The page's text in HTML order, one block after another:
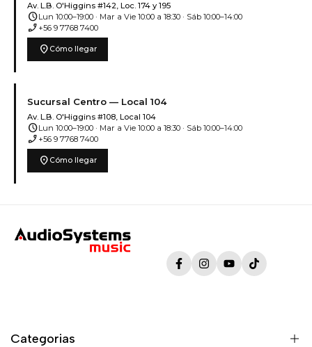
Av. L.B. O'Higgins #142, Loc. 174 y 195
scheduleLun 10:00–19:00 · Mar a Vie 10:00 a 18:30 · Sáb 10:00–14:00
phone_enabled +56 9 7768 7400
location_on Cómo llegar
Sucursal Centro — Local 104
Av. L.B. O'Higgins #108, Local 104
scheduleLun 10:00–19:00 · Mar a Vie 10:00 a 18:30 · Sáb 10:00–14:00
phone_enabled +56 9 7768 7400
location_on Cómo llegar
FacebookInstagramYouTubeTikTok
Categorias